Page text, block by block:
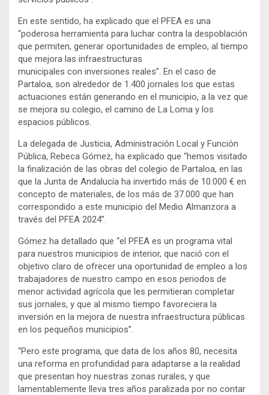
En este sentido, ha explicado que el PFEA es una
“poderosa herramienta para luchar contra la despoblación
que permiten, generar oportunidades de empleo, al tiempo
que mejora las infraestructuras
municipales con inversiones reales”. En el caso de
Partaloa, son alrededor de 1.400 jornales los que estas
actuaciones están generando en el municipio, a la vez que
se mejora su colegio, el camino de La Loma y los
espacios públicos.
La delegada de Justicia, Administración Local y Función
Pública, Rebeca Gómez, ha explicado que “hemos visitado
la finalización de las obras del colegio de Partaloa, en las
que la Junta de Andalucía ha invertido más de 10.000 € en
concepto de materiales, de los más de 37.000 que han
correspondido a este municipio del Medio Almanzora a
través del PFEA 2024”.
Gómez ha detallado que “el PFEA es un programa vital
para nuestros municipios de interior, que nació con el
objetivo claro de ofrecer una oportunidad de empleo a los
trabajadores de nuestro campo en esos periodos de
menor actividad agrícola que les permitieran completar
sus jornales, y que al mismo tiempo favoreciera la
inversión en la mejora de nuestra infraestructura públicas
en los pequeños municipios”.
“Pero este programa, que data de los años 80, necesita
una reforma en profundidad para adaptarse a la realidad
que presentan hoy nuestras zonas rurales, y que
lamentablemente lleva tres años paralizada por no contar